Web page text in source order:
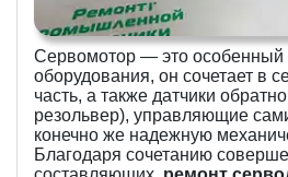
Сервомотор — это
оборудования, он сочетает в
часть, а также датчики
резольвер), управляющие
конечно же надежную
Благодаря сочетанию